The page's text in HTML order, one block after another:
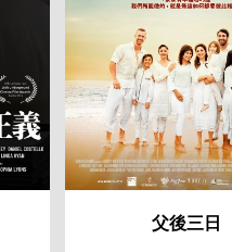
父後三日